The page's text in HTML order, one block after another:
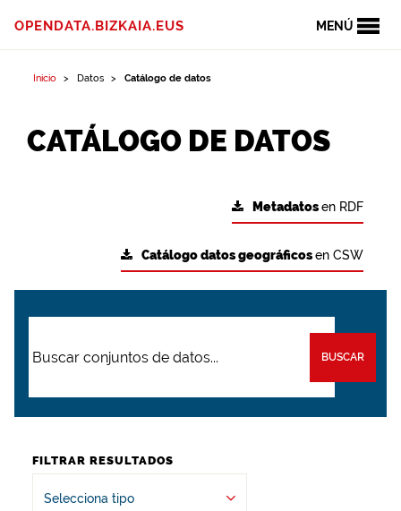
MENÚ
OPENDATA.BIZKAIA.EUS
Inicio Datos Catálogo de datos
CATÁLOGO DE DATOS
Metadatosen RDF
Catálogo datos geográficosen CSW
BUSCAR
FILTRAR RESULTADOS
Selecciona tipo